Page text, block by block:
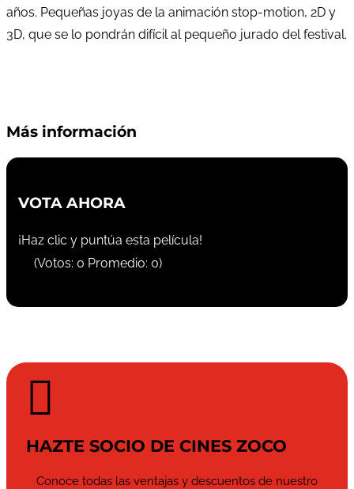
años. Pequeñas joyas de la animación stop-motion, 2D y
3D, que se lo pondrán difícil al pequeño jurado del festival.
Más información
VOTA AHORA
¡Haz clic y puntúa esta película!
(Votos: 0 Promedio: 0)

HAZTE SOCIO DE CINES ZOCO
Conoce todas las ventajas y descuentos de nuestro